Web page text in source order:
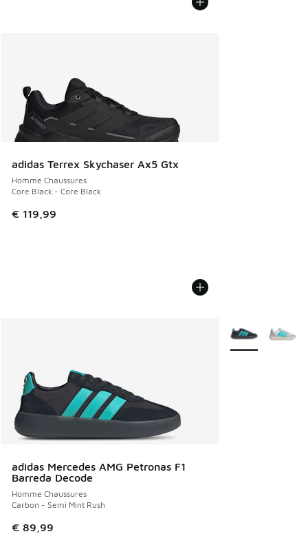
adidas Terrex Skychaser Ax5 Gtx
Homme Chaussures
Core Black - Core Black
€ 119,99
adidas Mercedes AMG Petronas F1
Barreda Decode
Homme Chaussures
Carbon - Semi Mint Rush
€ 89,99
Plus de couleurs